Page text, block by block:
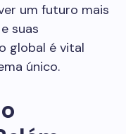
um futuro mais
suas
global é vital
único.